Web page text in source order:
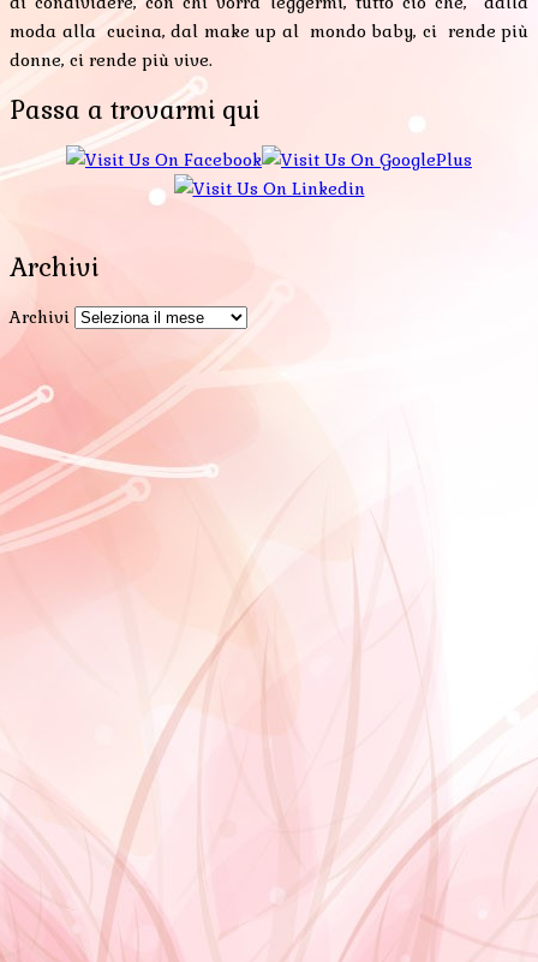
moda alla cucina, dal make up al mondo baby, ci rende più
donne, ci rende più vive.
Passa a trovarmi qui
Archivi
Archivi